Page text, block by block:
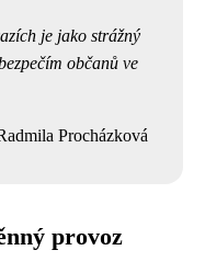
je jako strážný
občanů ve
Procházková
provoz